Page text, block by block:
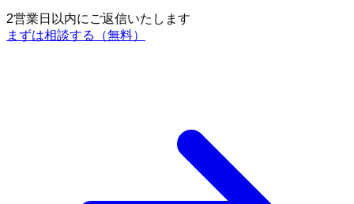
2営業日以内にご返信いたします
まずは相談する（無料）